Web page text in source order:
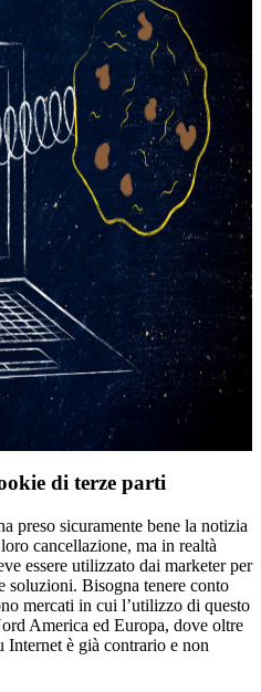
di terze parti
preso sicuramente bene la notizia
cancellazione, ma in realtà
essere utilizzato dai marketer per
soluzioni. Bisogna tenere conto
mercati in cui l’utilizzo di questo
America ed Europa, dove oltre
Internet è già contrario e non